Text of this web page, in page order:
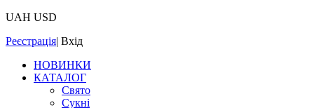
UAH USD
Реєстрація| Вхід
НОВИНКИ
КАТАЛОГ
Свято
Сукні